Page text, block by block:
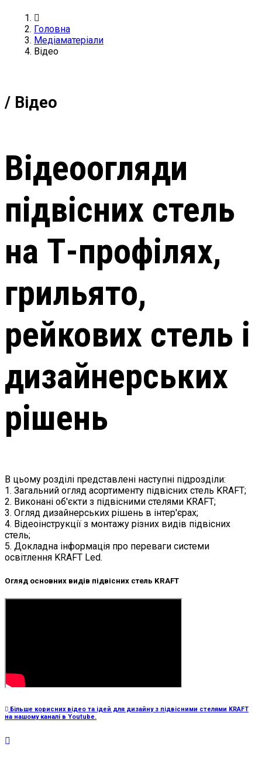
Головна
Медіаматеріали
Відео
/ Відео
Відеоогляди
підвісних стель
на Т-профілях,
грильято,
рейкових стель і
дизайнерських
рішень
В цьому розділі представлені наступні підрозділи:
1. Загальний огляд асортименту підвісних стель KRAFT;
2. Виконані об'єкти з підвісними стелями KRAFT;
3. Огляд дизайнерських рішень в інтер'єрах;
4. Відеоінструкції з монтажу різних видів підвісних
стель;
5. Докладна інформація про переваги системи
освітлення KRAFT Led.
Огляд основних видів підвісних стель KRAFT
Більше корисних відео та ідей для дизайну з підвісними стелями KRAFT
на нашому каналі в Youtube.